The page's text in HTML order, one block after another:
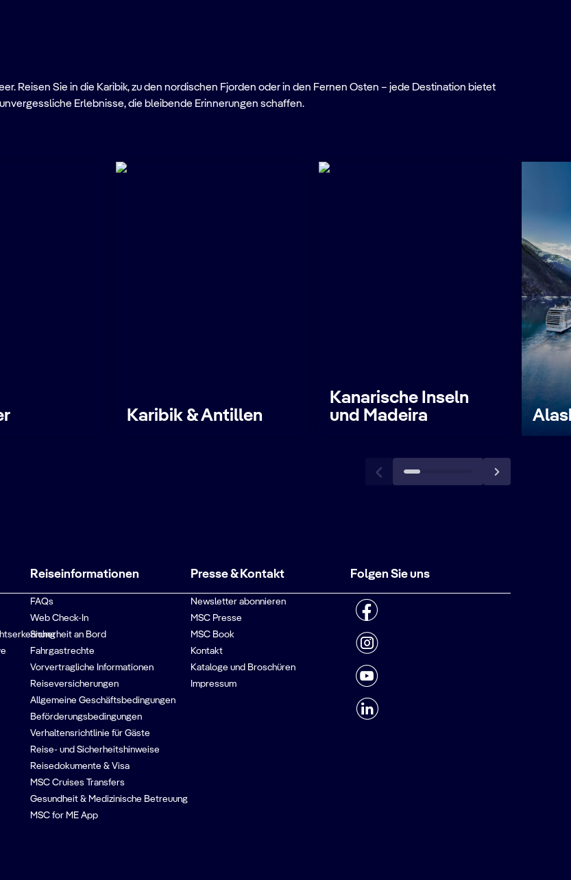
Reisen Sie in die Karibik, zu den nordischen Fjorden oder in den Fernen Osten – jede Destination bietet
Erlebnisse, die bleibende Erinnerungen schaffen.
Karibik & Antillen
Kanarische Inseln
und Madeira
Reiseinformationen
FAQs
Web Check-In
Sicherheit an Bord
Fahrgastrechte
Vorvertragliche Informationen
Reiseversicherungen
Allgemeine Geschäftsbedingungen
Beförderungsbedingungen
Verhaltensrichtlinie für Gäste
Reise- und Sicherheitshinweise
Reisedokumente & Visa
MSC Cruises Transfers
Gesundheit & Medizinische Betreuung
MSC for ME App
Presse & Kontakt
Newsletter abonnieren
MSC Presse
MSC Book
Kontakt
Kataloge und Broschüren
Impressum
Folgen Sie uns